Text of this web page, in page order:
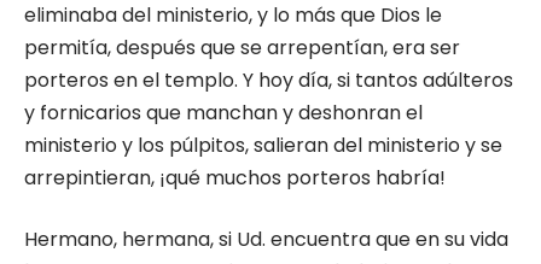
eliminaba del ministerio, y lo más que Dios le
permitía, después que se arrepentían, era ser
porteros en el templo. Y hoy día, si tantos adúlteros
y fornicarios que manchan y deshonran el
ministerio y los púlpitos, salieran del ministerio y se
arrepintieran, ¡qué muchos porteros habría!
Hermano, hermana, si Ud. encuentra que en su vida